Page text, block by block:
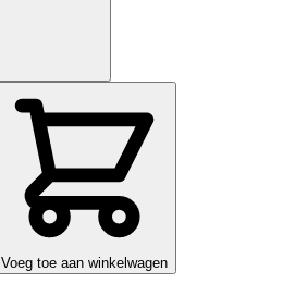
Voeg toe aan winkelwagen